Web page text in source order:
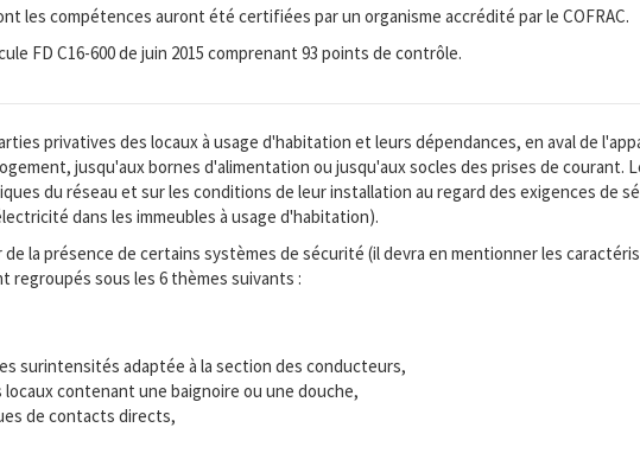
les compétences auront été certifiées par un organisme accrédité par le COFRAC.
FD C16-600 de juin 2015 comprenant 93 points de contrôle.
privatives des locaux à usage d'habitation et leurs dépendances, en aval de
jusqu'aux bornes d'alimentation ou jusqu'aux socles des prises de courant.
du réseau et sur les conditions de leur installation au regard des exigences de
dans les immeubles à usage d'habitation).
la présence de certains systèmes de sécurité (il devra en mentionner les
sous les 6 thèmes suivants :
surintensités adaptée à la section des conducteurs,
contenant une baignoire ou une douche,
de contacts directs,